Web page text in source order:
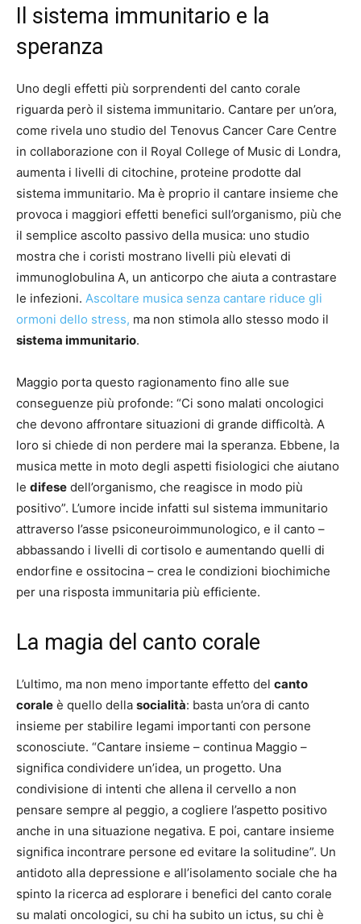
Il sistema immunitario e la
speranza
Uno degli effetti più sorprendenti del canto corale
riguarda però il sistema immunitario. Cantare per un’ora,
come rivela uno studio del Tenovus Cancer Care Centre
in collaborazione con il Royal College of Music di Londra,
aumenta i livelli di citochine, proteine prodotte dal
sistema immunitario. Ma è proprio il cantare insieme che
provoca i maggiori effetti benefici sull’organismo, più che
il semplice ascolto passivo della musica: uno studio
mostra che i coristi mostrano livelli più elevati di
immunoglobulina A, un anticorpo che aiuta a contrastare
le infezioni. Ascoltare musica senza cantare riduce gli
ormoni dello stress, ma non stimola allo stesso modo il
sistema immunitario.
Maggio porta questo ragionamento fino alle sue
conseguenze più profonde: “Ci sono malati oncologici
che devono affrontare situazioni di grande difficoltà. A
loro si chiede di non perdere mai la speranza. Ebbene, la
musica mette in moto degli aspetti fisiologici che aiutano
le difese dell’organismo, che reagisce in modo più
positivo”. L’umore incide infatti sul sistema immunitario
attraverso l’asse psiconeuroimmunologico, e il canto –
abbassando i livelli di cortisolo e aumentando quelli di
endorfine e ossitocina – crea le condizioni biochimiche
per una risposta immunitaria più efficiente.
La magia del canto corale
L’ultimo, ma non meno importante effetto del canto
corale è quello della socialità: basta un’ora di canto
insieme per stabilire legami importanti con persone
sconosciute. “Cantare insieme – continua Maggio –
significa condividere un’idea, un progetto. Una
condivisione di intenti che allena il cervello a non
pensare sempre al peggio, a cogliere l’aspetto positivo
anche in una situazione negativa. E poi, cantare insieme
significa incontrare persone ed evitare la solitudine”. Un
antidoto alla depressione e all’isolamento sociale che ha
spinto la ricerca ad esplorare i benefici del canto corale
su malati oncologici, su chi ha subito un ictus, su chi è